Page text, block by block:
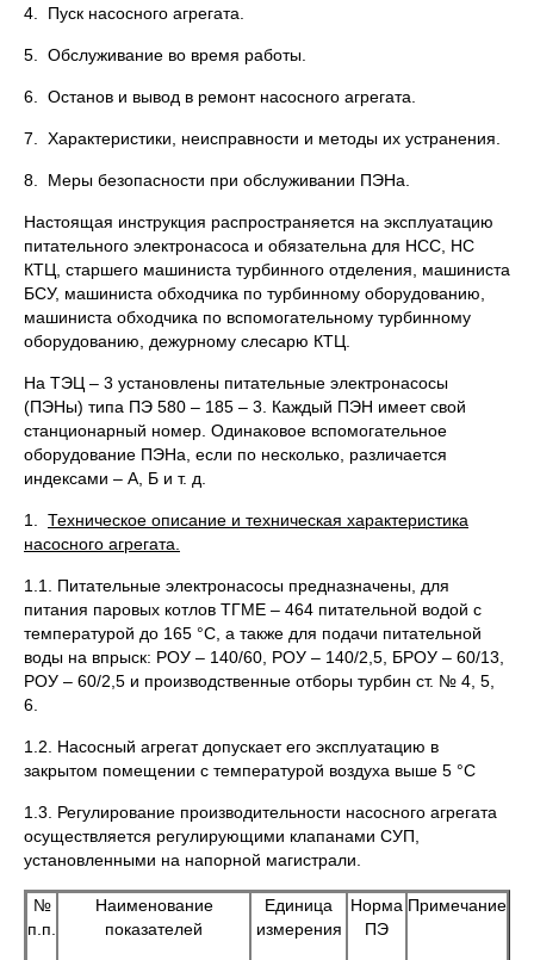
4. Пуск насосного агрегата.
5. Обслуживание во время работы.
6. Останов и вывод в ремонт насосного агрегата.
7. Характеристики, неисправности и методы их устранения.
8. Меры безопасности при обслуживании ПЭНа.
Настоящая инструкция распространяется на эксплуатацию
питательного электронасоса и обязательна для НСС, НС
КТЦ, старшего машиниста турбинного отделения, машиниста
БСУ, машиниста обходчика по турбинному оборудованию,
машиниста обходчика по вспомогательному турбинному
оборудованию, дежурному слесарю КТЦ.
На ТЭЦ – 3 установлены питательные электронасосы
(ПЭНы) типа ПЭ 580 – 185 – 3. Каждый ПЭН имеет свой
станционарный номер. Одинаковое вспомогательное
оборудование ПЭНа, если по несколько, различается
индексами – А, Б и т. д.
1. Техническое описание и техническая характеристика
насосного агрегата.
1.1. Питательные электронасосы предназначены, для
питания паровых котлов ТГМЕ – 464 питательной водой с
температурой до 165 °С, а также для подачи питательной
воды на впрыск: РОУ – 140/60, РОУ – 140/2,5, БРОУ – 60/13,
РОУ – 60/2,5 и производственные отборы турбин ст. № 4, 5,
6.
1.2. Насосный агрегат допускает его эксплуатацию в
закрытом помещении с температурой воздуха выше 5 °С
1.3. Регулирование производительности насосного агрегата
осуществляется регулирующими клапанами СУП,
установленными на напорной магистрали.
№
п.п.
Наименование
показателей
Единица
измерения
Норма
ПЭ
Примечание